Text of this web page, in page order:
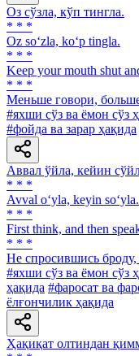
Оз сўзла, кўп тингла.
* * *
Oz so‘zla, ko‘p tingla.
* * *
Keep your mouth shut
* * *
Меньше говори,
#яхши сўз ва ёмон сўз
#фойда ва зарар ҳақида
Аввал ўйла, кейин
* * *
Avval o‘yla, keyin so‘yla.
* * *
First think, and then
* * *
He спросившись броду,
#яхши сўз ва ёмон сўз
ҳақида #фаросат ва
ёлғончилик ҳақида
Ҳақиқат олтиндан